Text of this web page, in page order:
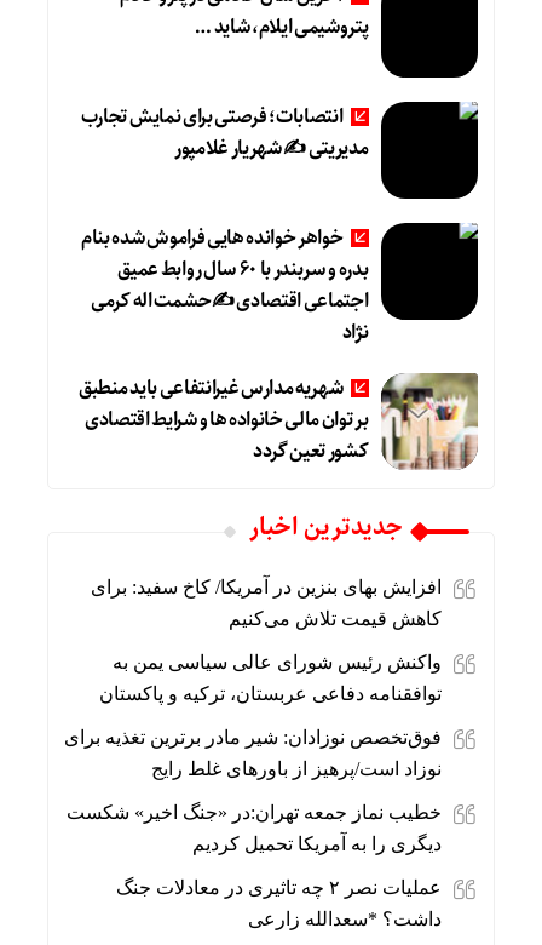
پتروشیمی ایلام، شاید …
انتصابات؛ فرصتی برای نمایش تجارب
مدیریتی ✍ شهریار غلامپور
خواهر خوانده هایی فراموش شده بنام
بدره و سربندر با ۶۰ سال روابط عمیق
اجتماعی اقتصادی ✍حشمت اله کرمی
نژاد
شهریه مدارس غیرانتفاعی باید منطبق
بر توان مالی خانواده ها و شرایط اقتصادی
کشور تعین گردد
جديدترين اخبار
افزایش بهای بنزین در آمریکا/ کاخ سفید: برای
کاهش قیمت تلاش می‌کنیم
واکنش رئیس شورای عالی سیاسی یمن به
توافقنامه دفاعی عربستان، ترکیه و پاکستان
فوق‌تخصص نوزادان: شیر مادر برترین تغذیه برای
نوزاد است/پرهیز از باورهای غلط رایج
خطیب نماز جمعه تهران:در «جنگ اخیر» شکست
دیگری را به آمریکا تحمیل کردیم
عملیات نصر ۲ چه تاثیری در معادلات جنگ
داشت؟ *سعدالله زارعی